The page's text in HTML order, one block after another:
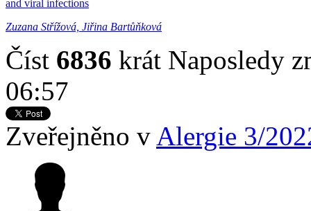
and viral infections
Zuzana Střížová, Jiřina Bartůňková
Číst 6836 krát Naposledy
06:57
Zveřejněno v Alergie 3/